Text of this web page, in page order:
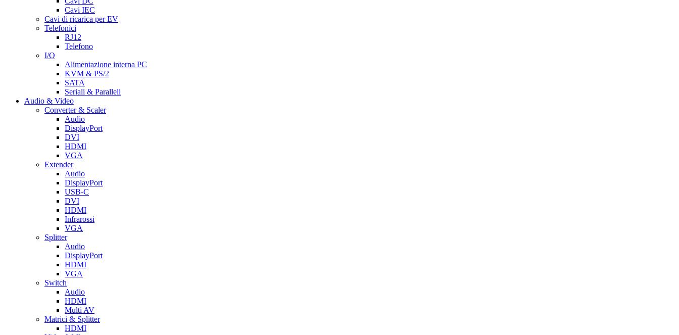
Cavi IEC
Cavi di ricarica per EV
Telefonici
RJ12
Telefono
I/O
Alimentazione interna PC
KVM & PS/2
SATA
Seriali & Paralleli
Audio & Video
Converter & Scaler
Audio
DisplayPort
DVI
HDMI
VGA
Extender
Audio
DisplayPort
USB-C
DVI
HDMI
Infrarossi
VGA
Splitter
Audio
DisplayPort
HDMI
VGA
Switch
Audio
HDMI
Multi AV
Matrici & Splitter
HDMI